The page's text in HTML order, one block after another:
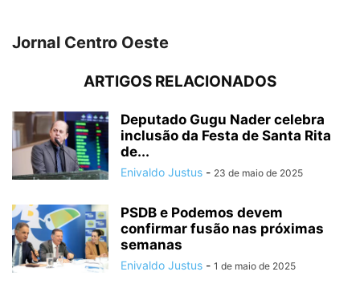
Jornal Centro Oeste
ARTIGOS RELACIONADOS
Deputado Gugu Nader celebra
inclusão da Festa de Santa Rita
de...
Enivaldo Justus - 23 de maio de 2025
PSDB e Podemos devem
confirmar fusão nas próximas
semanas
Enivaldo Justus - 1 de maio de 2025